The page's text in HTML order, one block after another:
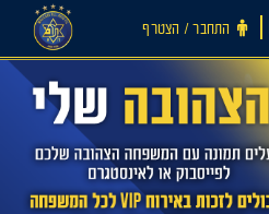
התחבר ‪/‬ הצטרף